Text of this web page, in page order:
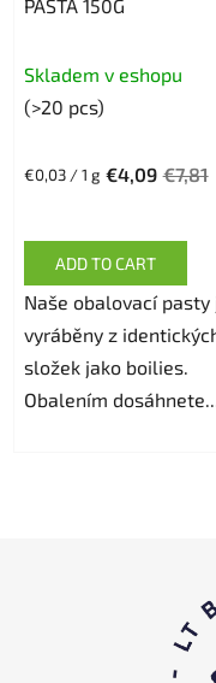
PASTA 150G
Skladem v eshopu
(>20 pcs)
€4,09 €7,81
Measure
€0,03 / 1 g
ADD TO CART
Naše obalovací pasty
vyráběny z
složek jako boilies.
Obalením